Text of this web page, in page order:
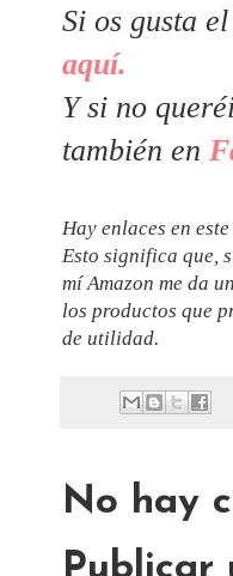
Si os gusta
aquí.
Y si no
también en
Hay enlaces en
Esto significa que,
mí Amazon me da
los productos que
de utilidad.
No hay